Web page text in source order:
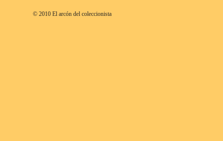
© 2010 El arcón del coleccionista